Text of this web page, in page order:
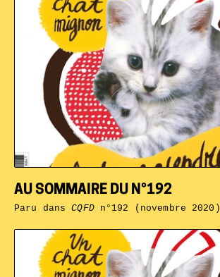
AU SOMMAIRE DU N°192
Paru dansCQFDn°192 (novembre 2020)